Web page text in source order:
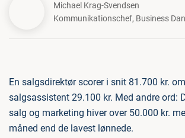
Michael Krag-Svendsen
Kommunikationschef, Business
En salgsdirektør scorer i snit 81.700 kr.
salgsassistent 29.100 kr. Med andre ord:
salg og marketing hiver over 50.000 kr.
måned end de lavest lønnede.